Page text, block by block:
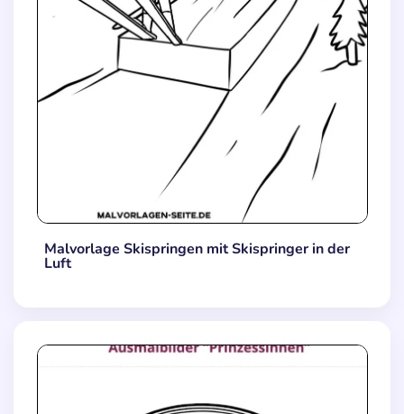
Malvorlage Skispringen mit Skispringer in der
Luft